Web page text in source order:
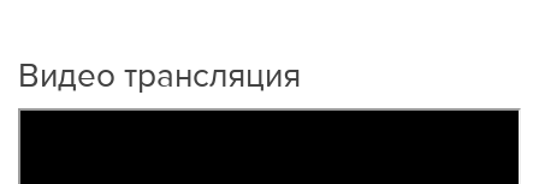
Видео трансляция